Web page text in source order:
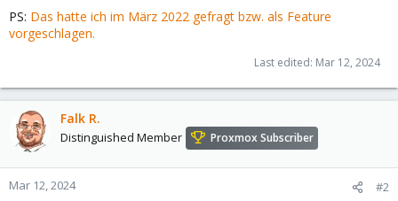
PS: Das hatte ich im März 2022 gefragt bzw. als Feature
vorgeschlagen.
Last edited: Mar 12, 2024
Falk R.
Distinguished Member Proxmox Subscriber
Mar 12, 2024 #2